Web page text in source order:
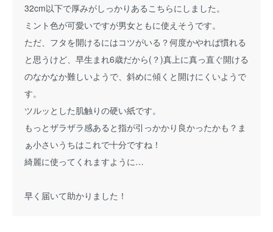
32cm以下で厚みがしっかりあるこちらにしました。
ミント色が可愛いですが男女ともに使えそうです。
ただ、フタを開けるにはコツがいる？何度かやれば慣れる
と思うけど、早生まれ6歳だから(？)真上に真っ直ぐ開ける
のなかなか難しいようで、斜めに傾くと開けにくいようで
す。
ツルッとした肌触りの硬い紙です。
もっとザラザラ感あると指が引っかかり良かったかも？ま
ぁ小さいうちはこれで十分ですね！
綺麗に使ってくれますように…
早く届いて助かりました！